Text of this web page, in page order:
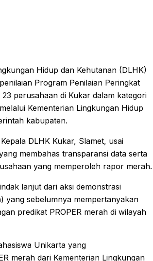
Hidup dan Kehutanan (DLHK)
Program Penilaian Peringkat
perusahaan di Kukar dalam kategori
Kementerian Lingkungan Hidup
kabupaten.
DLHK Kukar, Slamet, usai
membahas transparansi data serta
yang memperoleh rapor merah.
lanjut dari aksi demonstrasi
yang sebelumnya mempertanyakan
predikat PROPER merah di wilayah
Unikarta yang
merah dari Kementerian Lingkungan